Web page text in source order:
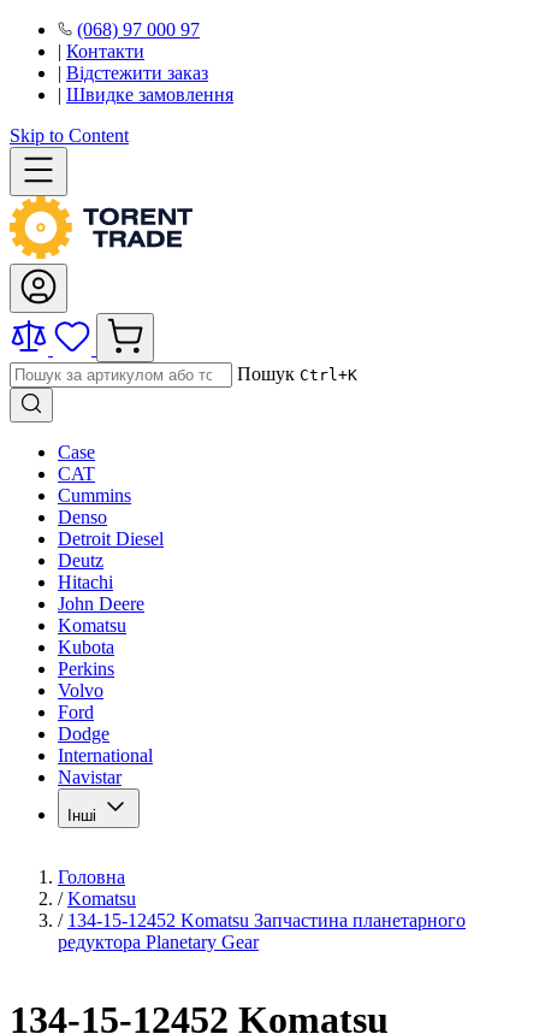
(068) 97 000 97
| Контакти
| Відстежити заказ
| Швидке замовлення
Skip to Content
Пошук Ctrl+K
Case
CAT
Cummins
Denso
Detroit Diesel
Deutz
Hitachi
John Deere
Komatsu
Kubota
Perkins
Volvo
Ford
Dodge
International
Navistar
Інші
Головна
/ Komatsu
/ 134-15-12452 Komatsu Запчастина планетарного
редуктора Planetary Gear
134-15-12452 Komatsu